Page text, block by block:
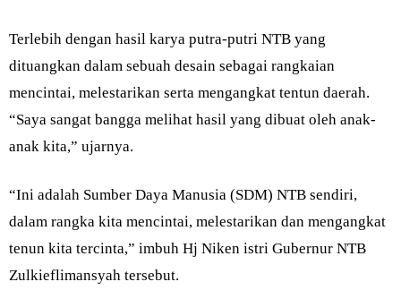
Terlebih dengan hasil karya putra-putri NTB yang
dituangkan dalam sebuah desain sebagai rangkaian
mencintai, melestarikan serta mengangkat tentun daerah.
“Saya sangat bangga melihat hasil yang dibuat oleh anak-
anak kita,” ujarnya.
“Ini adalah Sumber Daya Manusia (SDM) NTB sendiri,
dalam rangka kita mencintai, melestarikan dan mengangkat
tenun kita tercinta,” imbuh Hj Niken istri Gubernur NTB
Zulkieflimansyah tersebut.